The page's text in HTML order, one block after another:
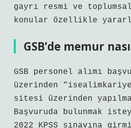
gayrı resmi ve
konular özellikle
GSB’de memur
GSB personel alımı
üzerinden
sitesi üzerinden
Başvuruda bulunmak
2022 KPSS sınavına